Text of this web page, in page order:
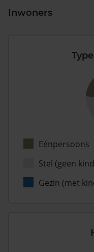
Inwoners
Eénpersoons
Stel (geen
Gezin (met